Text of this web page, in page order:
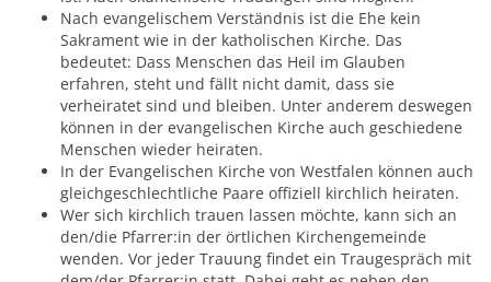
Nach evangelischem Verständnis ist die Ehe kein
Sakrament wie in der katholischen Kirche. Das
bedeutet: Dass Menschen das Heil im Glauben
erfahren, steht und fällt nicht damit, dass sie
verheiratet sind und bleiben. Unter anderem deswegen
können in der evangelischen Kirche auch geschiedene
Menschen wieder heiraten.
In der Evangelischen Kirche von Westfalen können auch
gleichgeschlechtliche Paare offiziell kirchlich heiraten.
Wer sich kirchlich trauen lassen möchte, kann sich an
den/die Pfarrer:in der örtlichen Kirchengemeinde
wenden. Vor jeder Trauung findet ein Traugespräch mit